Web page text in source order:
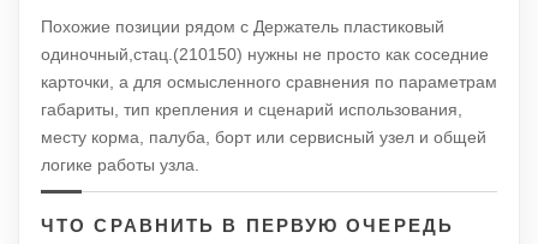
Похожие позиции рядом с Держатель пластиковый
одиночный,стац.(210150) нужны не просто как соседние
карточки, а для осмысленного сравнения по параметрам
габариты, тип крепления и сценарий использования,
месту корма, палуба, борт или сервисный узел и общей
логике работы узла.
ЧТО СРАВНИТЬ В ПЕРВУЮ ОЧЕРЕДЬ